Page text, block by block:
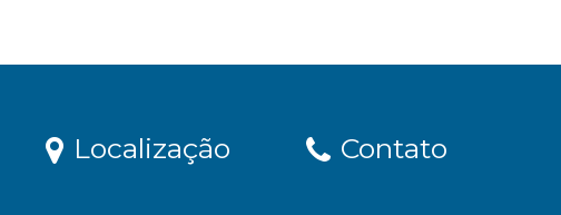
Localização Contato